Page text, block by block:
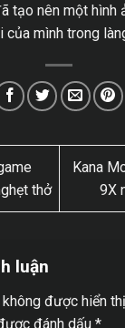
tạo nên một hình
của mình trong
thở
Kana
9X
luận
được hiển
đánh dấu *